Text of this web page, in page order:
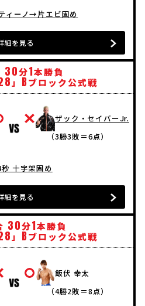
ィーノ→片エビ固め
細を見る
30分1本勝負
」 Bブロック公式戦
ザック・セイバーJr.
（3勝3敗＝6点）
十字架固め
細を見る
30分1本勝負
」 Bブロック公式戦
飯伏 幸太
（4勝2敗＝8点）